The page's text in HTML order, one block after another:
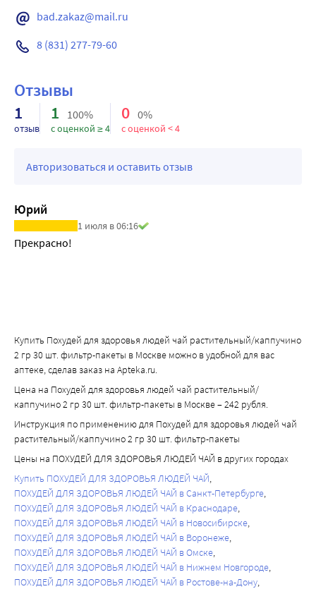
bad.zakaz@mail.ru
8 (831) 277-79-60
Отзывы
1
отзыв
1 100%
с оценкой ≥ 4
0 0%
с оценкой < 4
Авторизоваться и оставить отзыв
Юрий
1 июля в 06:16
Прекрасно!
Купить Похудей для здоровья людей чай растительный/каппучино
2 гр 30 шт. фильтр-пакеты в Москве можно в удобной для вас
аптеке, сделав заказ на Apteka.ru.
Цена на Похудей для здоровья людей чай растительный/
каппучино 2 гр 30 шт. фильтр-пакеты в Москве – 242 рубля.
Инструкция по применению для Похудей для здоровья людей чай
растительный/каппучино 2 гр 30 шт. фильтр-пакеты
Цены на ПОХУДЕЙ ДЛЯ ЗДОРОВЬЯ ЛЮДЕЙ ЧАЙ в других городах
Купить ПОХУДЕЙ ДЛЯ ЗДОРОВЬЯ ЛЮДЕЙ ЧАЙ
ПОХУДЕЙ ДЛЯ ЗДОРОВЬЯ ЛЮДЕЙ ЧАЙ в Санкт-Петербурге
ПОХУДЕЙ ДЛЯ ЗДОРОВЬЯ ЛЮДЕЙ ЧАЙ в Краснодаре
ПОХУДЕЙ ДЛЯ ЗДОРОВЬЯ ЛЮДЕЙ ЧАЙ в Новосибирске
ПОХУДЕЙ ДЛЯ ЗДОРОВЬЯ ЛЮДЕЙ ЧАЙ в Воронеже
ПОХУДЕЙ ДЛЯ ЗДОРОВЬЯ ЛЮДЕЙ ЧАЙ в Омске
ПОХУДЕЙ ДЛЯ ЗДОРОВЬЯ ЛЮДЕЙ ЧАЙ в Нижнем Новгороде
ПОХУДЕЙ ДЛЯ ЗДОРОВЬЯ ЛЮДЕЙ ЧАЙ в Ростове-на-Дону